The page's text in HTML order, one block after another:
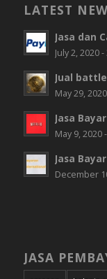
LATEST
Jasa dan
July 2, 2020
Jual
May 29,
Jasa
May 9, 2020
Jasa
December
JASA